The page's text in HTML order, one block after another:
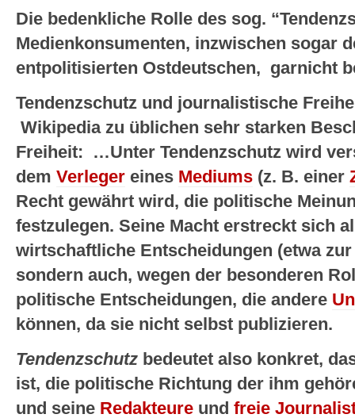
Die bedenkliche Rolle des sog.
Medienkonsumenten, inzwischen sogar
entpolitisierten Ostdeutschen, garnicht
Tendenzschutz und journalistische
Wikipedia zu üblichen sehr starken
Freiheit: …Unter Tendenzschutz wird
dem Verleger eines Mediums (z. B. einer
Recht gewährt wird, die politische
festzulegen. Seine Macht erstreckt sich
wirtschaftliche Entscheidungen (etwa
sondern auch, wegen der besonderen
politische Entscheidungen, die andere
können, da sie nicht selbst publizieren.
Tendenzschutz bedeutet also konkret,
ist, die politische Richtung der ihm
und seine Redakteure und freie